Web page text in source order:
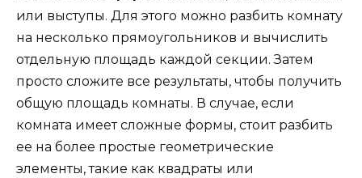
или выступы. Для этого можно разбить комнату
на несколько прямоугольников и вычислить
отдельную площадь каждой секции. Затем
просто сложите все результаты, чтобы получить
общую площадь комнаты. В случае, если
комната имеет сложные формы, стоит разбить
ее на более простые геометрические
элементы, такие как квадраты или